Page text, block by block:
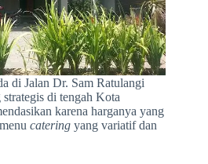
di Jalan Dr. Sam Ratulangi
di tengah Kota
karena harganya yang
catering yang variatif dan